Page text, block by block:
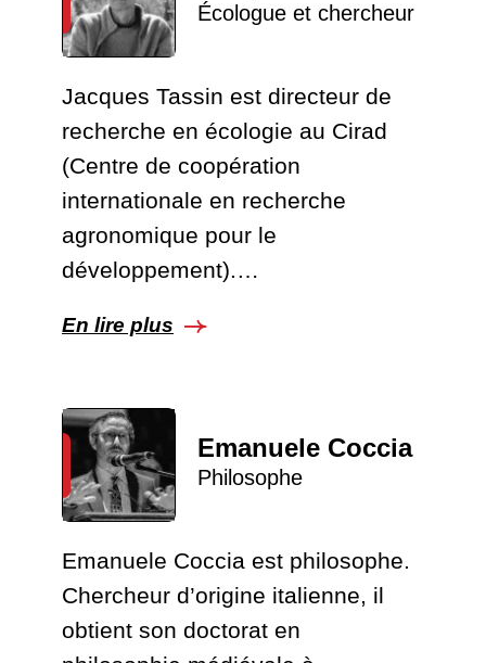
Écologue et chercheur
Jacques Tassin est directeur de
recherche en écologie au Cirad
(Centre de coopération
internationale en recherche
agronomique pour le
développement).…
En lire plus
Emanuele Coccia
Philosophe
Emanuele Coccia est philosophe.
Chercheur d’origine italienne, il
obtient son doctorat en